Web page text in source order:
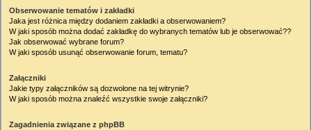
Obserwowanie tematów i zakładki
Jaka jest różnica między dodaniem zakładki a obserwowaniem?
W jaki sposób można dodać zakładkę do wybranych tematów lub je obserwować??
Jak obserwować wybrane forum?
W jaki sposób usunąć obserwowanie forum, tematu?
Załączniki
Jakie typy załączników są dozwolone na tej witrynie?
W jaki sposób można znaleźć wszystkie swoje załączniki?
Zagadnienia związane z phpBB